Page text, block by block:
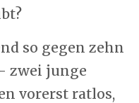
so gegen zehn
zwei junge
vorerst ratlos,